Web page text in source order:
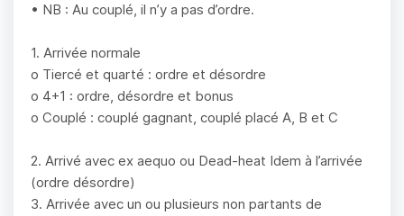
• NB : Au couplé, il n’y a pas d’ordre.
1. Arrivée normale
o Tiercé et quarté : ordre et désordre
o 4+1 : ordre, désordre et bonus
o Couplé : couplé gagnant, couplé placé A, B et C
2. Arrivé avec ex aequo ou Dead-heat Idem à l’arrivée
(ordre désordre)
3. Arrivée avec un ou plusieurs non partants de